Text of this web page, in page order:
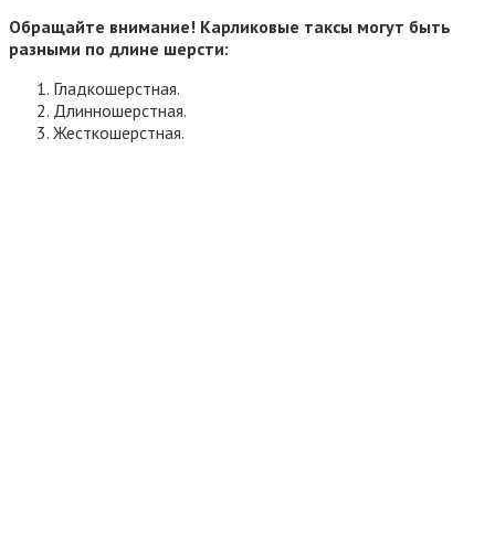
Обращайте внимание! Карликовые таксы могут быть
разными по длине шерсти:
Гладкошерстная.
Длинношерстная.
Жесткошерстная.